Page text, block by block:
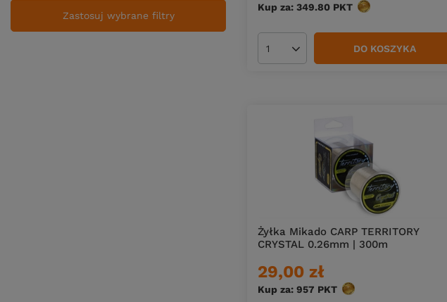
Zastosuj wybrane filtry
Kup za: 349.80 PKT punktów
Ilość produktów DO KOSZYKA
Żyłka Mikado CARP TERRITORY
CRYSTAL 0.26mm | 300m
29,00 zł
Kup za: 957 PKT punktów